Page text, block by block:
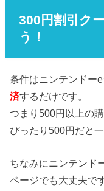
300円割引ク
う！
条件はニンテンドー
済するだけです。
つまり500円以上の
ぴったり500円だと
ちなみにニンテンド
ページでも大丈夫で